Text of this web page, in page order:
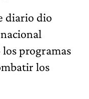
diario dio
programas
los